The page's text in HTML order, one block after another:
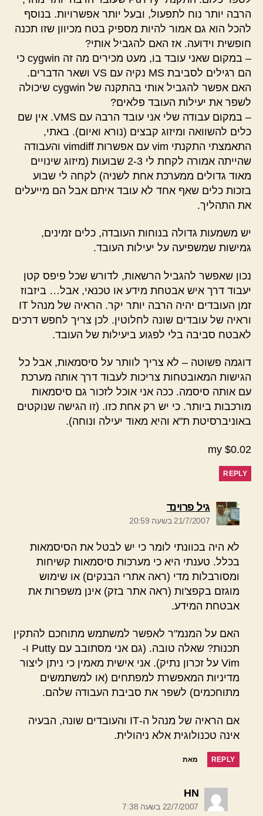
הרבה יותר נוח לתפעול, ובעל יותר אפשרויות. בנוסף
להכל הוא גם אמור להיות מספיק בטח מכיוון שזו תכנה
חופשית וידועה. אז האם להגביל אותי?
– במקום שאני עובד בו, מעט מכירים מה זה cygwin כי
הם רגילים לסביבת MS נקיה עם VS ושאר הדברים.
האם אפשר להגביל אותי בהתקנה של cygwin שיכולה
לשפר את יעילות העובד פלאים?
– במקום עבודה שלי אני עובד הרבה עם VMS. אין שם
כלים להשוואה ומיזוג קבצים (נורא ואיום). באתי,
התאמצתי התקנתי vim עם אפשרות vimdiff והעבודה
שהייתה אמורה לקחת לי 2-3 שבועות (מיזוג שינויים
מאוד גדולים ממערכת אחת לשניה) לקחה לי שבוע
בזכות כלים שאף אחד לא עובד איתם אבל הם מייעלים
את התהליך.
יש משמעות גדולה בנוחות העובדה, כלים זמינים,
גמישות שמשפיעה על יעילות העובד.
נכון שאפשר להגביל הרשאות, לדורש שכל פיפס קטן
יעבוד דרך איש אבטחת מידע או טכנאי, אבל… ביזבוז
זמן העובדים יהיה הרבה יותר יקר. הראיה של מנהל IT
וראיה של עובדים שונה לחלוטין. לכן צריך לחפש דרכים
לאבטח סביבה בלי לפגוע ביעילות של העובד.
דוגמה פשוטה – לא צריך לוותר על סיסמאות, אבל כל
הגישות המאובטחות צריכות לעבוד דרך אותה מערכת
עם אותה סיסמה. ככה אני אוכל לזכור גם סיסמאות
מורכבות ביותר. כי יש רק אחת כזו. (זו הגישה שנוקטים
באוניברסיטת ת"א והיא מאוד יעילה ונוחה).
my $0.02
REPLY
גיל פרוינדאומר:
21/7/2007 בשעה 20:59
לא היה בכוונתי לומר כי יש לבטל את הסיסמאות
בכלל. טענתי היא כי מערכות סיסמאות קשיחות
ומסורבלות מדי (ראה אתרי הבנקים) או שימוש
מוגזם בקפצ'ות (ראה אתר בזק) אינן משפרות את
אבטחת המידע.
האם על המנמ"ר לאפשר למשתמש מתוחכם להתקין
תכנות? שאלה טובה. (גם אני מסתובב עם Putty ו-
Vim על זכרון נתיק). אני אישית מאמין כי ניתן ליצור
מדיניות המאפשרת למפתחים (או למשתמשים
מתוחכמים) לשפר את סביבת העבודה שלהם.
אם הראיה של מנהל ה-IT והעובדים שונה, הבעיה
אינה טכנולוגית אלא ניהולית.
REPLY מאת
HNאומר:
22/7/2007 בשעה 7:38